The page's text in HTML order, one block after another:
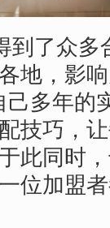
到了众
地，影
己多年的
技巧，
此同时
位加盟